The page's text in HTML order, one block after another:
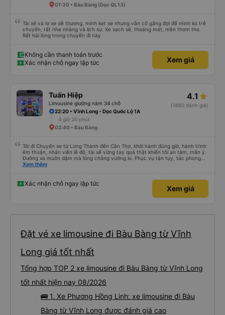
01:30 • Bàu Bàng (Dọc QL13)
Tài xế và lơ xe dễ thương, mình kẹt xe nhưng vẫn cố gắng đợi để mình ko trễ
chuyến, rất nhẹ nhàng và lịch sự. Xe sạch sẽ, thoáng mát, mền thơm tho.
Rất hài lòng trong chuyến đi này
Không cần thanh toán trước
Xác nhận chỗ ngay lập tức
Xem giá
Tuấn Hiệp
Limousine giường nằm 34 chỗ
4.1
(1660 đánh giá)
22:20 • Vĩnh Long - Dọc Quốc Lộ 1A
4 giờ 20 phút
02:40 • Bàu Bàng
Tôi đi Chuyến xe từ Long Thành đến Cần Thơ, khởi hành đúng giờ, hành trình
êm thuận, nhân viên lễ độ, tài xế vững tay quả thật khiến tôi an tâm, mãn ý.
Đường xa muôn dặm mà lòng chẳng vướng lo. Phục vụ tận tụy, tác phong
nghiêm cẩn, hiếm thấy giữa thời buổi kim tiền vội vã. Xã hội loạn đạo. Xin gửi
Xem thêm
Xác nhận chỗ ngay lập tức
Xem giá
Đặt vé xe limousine đi Bàu Bàng từ Vĩnh
Long giá tốt nhất
Tổng hợp TOP 2 xe limousine đi Bàu Bàng từ Vĩnh Long
tốt nhất hiện nay 08/2026
🚌 1. Xe Phương Hồng Linh: xe limousine đi Bàu
Bàng từ Vĩnh Long được đánh giá cao